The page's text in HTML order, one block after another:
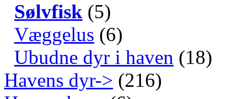
Sølvfisk (5)
Væggelus (6)
Ubudne dyr i haven (18)
Havens dyr-> (216)